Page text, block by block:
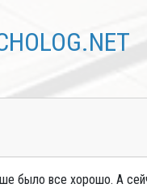
было все хорошо. А